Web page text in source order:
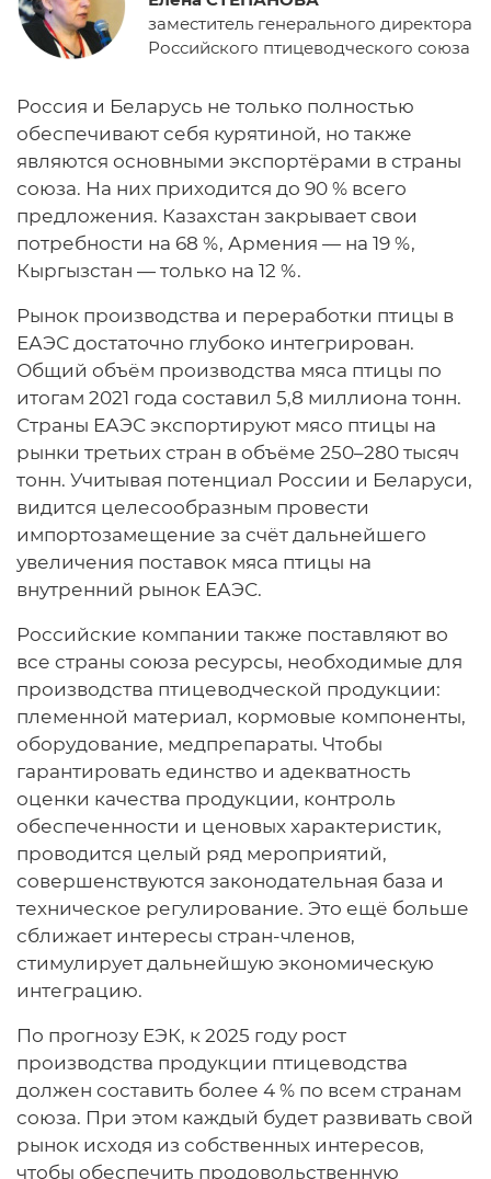
заместитель генерального директора
Российского птицеводческого союза
Россия и Беларусь не только полностью
обеспечивают себя курятиной, но также
являются основными экспортёрами в страны
союза. На них приходится до 90 % всего
предложения. Казахстан закрывает свои
потребности на 68 %, Армения — на 19 %,
Кыргызстан — только на 12 %.
Рынок производства и переработки птицы в
ЕАЭС достаточно глубоко интегрирован.
Общий объём производства мяса птицы по
итогам 2021 года составил 5,8 миллиона тонн.
Страны ЕАЭС экспортируют мясо птицы на
рынки третьих стран в объёме 250–280 тысяч
тонн. Учитывая потенциал России и Беларуси,
видится целесообразным провести
импортозамещение за счёт дальнейшего
увеличения поставок мяса птицы на
внутренний рынок ЕАЭС.
Российские компании также поставляют во
все страны союза ресурсы, необходимые для
производства птицеводческой продукции:
племенной материал, кормовые компоненты,
оборудование, медпрепараты. Чтобы
гарантировать единство и адекватность
оценки качества продукции, контроль
обеспеченности и ценовых характеристик,
проводится целый ряд мероприятий,
совершенствуются законодательная база и
техническое регулирование. Это ещё больше
сближает интересы стран-членов,
стимулирует дальнейшую экономическую
интеграцию.
По прогнозу ЕЭК, к 2025 году рост
производства продукции птицеводства
должен составить более 4 % по всем странам
союза. При этом каждый будет развивать свой
рынок исходя из собственных интересов,
чтобы обеспечить продовольственную